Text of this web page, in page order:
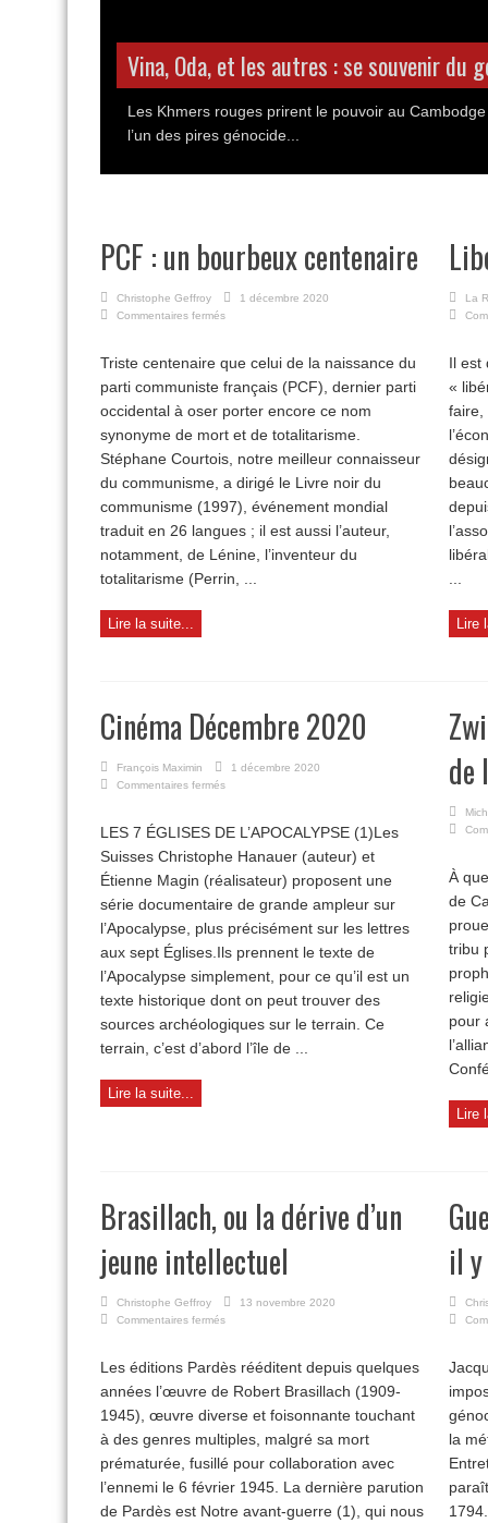
Vina, Oda, et les autres : se souvenir du
Les Khmers rouges prirent le pouvoir au
l’un des pires génocide...
PCF : un bourbeux centenaire
Christophe Geffroy
1 décembre 2020
Commentaires fermés
un
bourbeux
Triste centenaire que celui de la naissance du
parti communiste français (PCF), dernier parti
occidental à oser porter encore ce nom
synonyme de mort et de totalitarisme.
Stéphane Courtois, notre meilleur connaisseur
du communisme, a dirigé le Livre noir du
communisme (1997), événement mondial
traduit en 26 langues ; il est aussi l’auteur,
notamment, de Lénine, l’inventeur du
totalitarisme (Perrin, ...
Lire la suite...
La
Il est
«
faire,
Lire
Cinéma Décembre 2020
François Maximin
1 décembre 2020
Commentaires fermés
2020
LES 7 ÉGLISES DE L’APOCALYPSE (1)Les
Suisses Christophe Hanauer (auteur) et
Étienne Magin (réalisateur) proposent une
série documentaire de grande ampleur sur
l’Apocalypse, plus précisément sur les lettres
aux sept Églises.Ils prennent le texte de
l’Apocalypse simplement, pour ce qu’il est un
texte historique dont on peut trouver des
sources archéologiques sur le terrain. Ce
terrain, c’est d’abord l’île de ...
Lire la suite...
de
À
de
tribu
pour
Lire
Brasillach, ou la dérive d’un
jeune intellectuel
Christophe Geffroy
13 novembre 2020
Commentaires fermés
la
dérive
jeune
intellectuel
Les éditions Pardès rééditent depuis quelques
années l’œuvre de Robert Brasillach (1909-
1945), œuvre diverse et foisonnante touchant
à des genres multiples, malgré sa mort
prématurée, fusillé pour collaboration avec
l’ennemi le 6 février 1945. La dernière parution
de Pardès est Notre avant-guerre (1), qui nous
il
la